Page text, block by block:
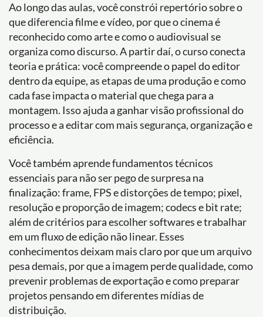
Ao longo das aulas, você constrói repertório sobre o
que diferencia filme e vídeo, por que o cinema é
reconhecido como arte e como o audiovisual se
organiza como discurso. A partir daí, o curso conecta
teoria e prática: você compreende o papel do editor
dentro da equipe, as etapas de uma produção e como
cada fase impacta o material que chega para a
montagem. Isso ajuda a ganhar visão profissional do
processo e a editar com mais segurança, organização e
eficiência.
Você também aprende fundamentos técnicos
essenciais para não ser pego de surpresa na
finalização: frame, FPS e distorções de tempo; pixel,
resolução e proporção de imagem; codecs e bit rate;
além de critérios para escolher softwares e trabalhar
em um fluxo de edição não linear. Esses
conhecimentos deixam mais claro por que um arquivo
pesa demais, por que a imagem perde qualidade, como
prevenir problemas de exportação e como preparar
projetos pensando em diferentes mídias de
distribuição.